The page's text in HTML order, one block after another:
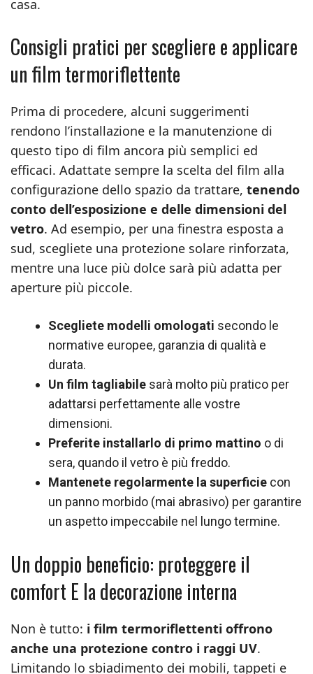
casa.
Consigli pratici per scegliere e applicare
un film termoriflettente
Prima di procedere, alcuni suggerimenti
rendono l’installazione e la manutenzione di
questo tipo di film ancora più semplici ed
efficaci. Adattate sempre la scelta del film alla
configurazione dello spazio da trattare, tenendo
conto dell’esposizione e delle dimensioni del
vetro. Ad esempio, per una finestra esposta a
sud, scegliete una protezione solare rinforzata,
mentre una luce più dolce sarà più adatta per
aperture più piccole.
Scegliete modelli omologati secondo le
normative europee, garanzia di qualità e
durata.
Un film tagliabile sarà molto più pratico per
adattarsi perfettamente alle vostre
dimensioni.
Preferite installarlo di primo mattino o di
sera, quando il vetro è più freddo.
Mantenete regolarmente la superficie con
un panno morbido (mai abrasivo) per garantire
un aspetto impeccabile nel lungo termine.
Un doppio beneficio: proteggere il
comfort E la decorazione interna
Non è tutto: i film termoriflettenti offrono
anche una protezione contro i raggi UV.
Limitando lo sbiadimento dei mobili, tappeti e